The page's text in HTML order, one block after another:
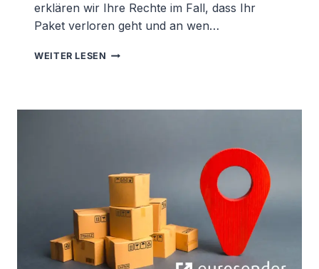
erklären wir Ihre Rechte im Fall, dass Ihr
Paket verloren geht und an wen…
WEITER LESEN PAKET
MEINE